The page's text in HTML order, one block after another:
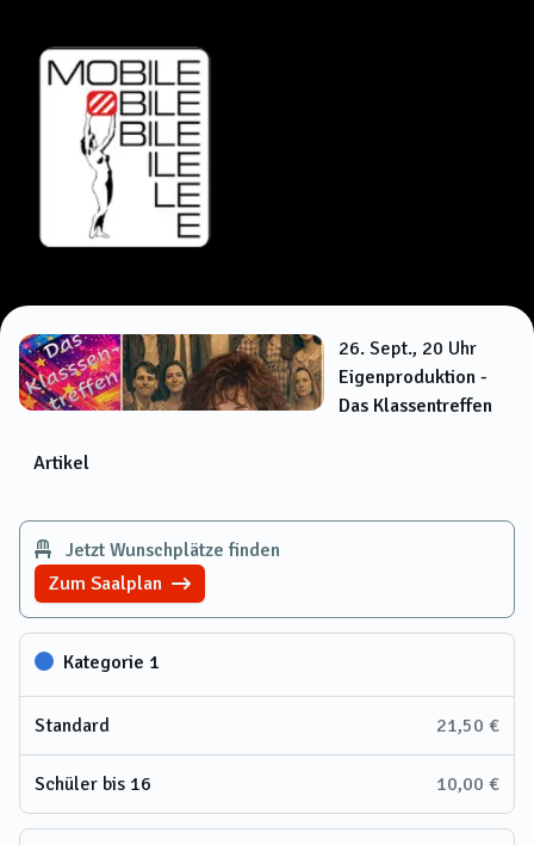
26. Sept., 20 Uhr
Eigenproduktion -
Das Klassentreffen
Artikel
Jetzt Wunschplätze finden
Zum Saalplan
Kategorie 1
Standard 21,50 €
Schüler bis 16 10,00 €